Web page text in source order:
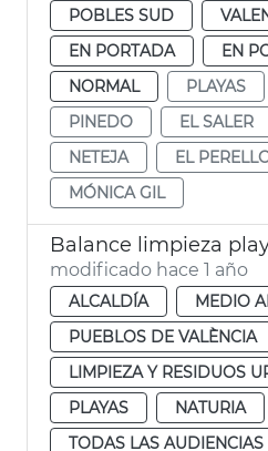
POBLES SUD
EN PORTADA
EN
NORMAL
PLAYAS
PINEDO
EL SALER
NETEJA
EL
MÓNICA GIL
Balance limpieza
modificado hace 1 año
ALCALDÍA
MEDIO
PUEBLOS DE VALÈNCIA
LIMPIEZA Y RESIDUOS
PLAYAS
NATURIA
TODAS LAS AUDIENCIAS